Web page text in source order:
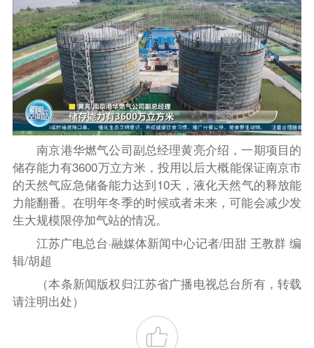
南京港华燃气公司副总经理黄亮介绍，一期项目的
储存能力有3600万立方米，投用以后大概能保证南京市
的天然气应急储备能力达到10天，液化天然气的释放能
力能翻番。在明年冬季的时候或者未来，可能会减少发
生大规模限停加气站的情况。
江苏广电总台·融媒体新闻中心记者/田甜 王教群 编
辑/胡超
（本条新闻版权归江苏省广播电视总台所有，转载
请注明出处）